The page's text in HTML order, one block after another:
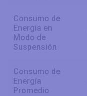
Consumo de
Energía en
Modo de
Suspensión
Consumo de
Energía
Promedio